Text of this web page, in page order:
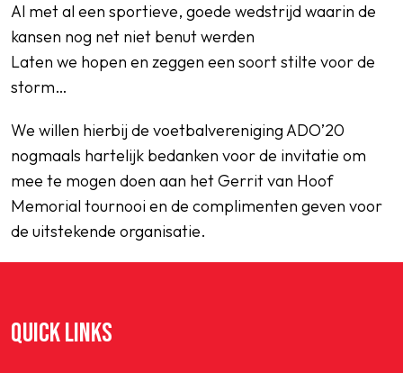
Al met al een sportieve, goede wedstrijd waarin de
kansen nog net niet benut werden
Laten we hopen en zeggen een soort stilte voor de
storm…
We willen hierbij de voetbalvereniging ADO’20
nogmaals hartelijk bedanken voor de invitatie om
mee te mogen doen aan het Gerrit van Hoof
Memorial tournooi en de complimenten geven voor
de uitstekende organisatie.
QUICK LINKS